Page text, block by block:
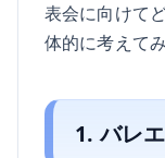
表会に向けて
体的に考えて
1. バレ